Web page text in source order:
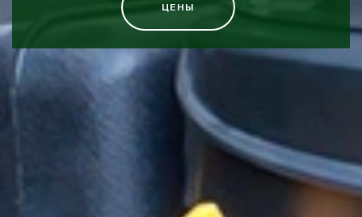
ЦЕНЫ